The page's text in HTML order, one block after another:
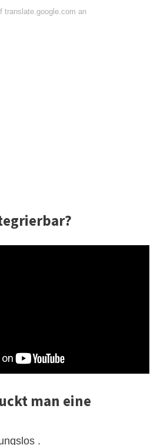
translate.google.com an
man eine
.